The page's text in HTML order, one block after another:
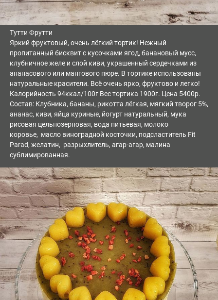
Тутти Фрутти
Яркий фруктовый, очень лёгкий тортик! Нежный
пропитанный бисквит с кусочками ягод, банановый мусс,
клубничное желе и слой киви, украшенный сердечками из
ананасового или мангового пюре. В тортике использованы
натуральные красители. Всё очень ярко, фруктово и легко!
Калорийность 94ккал/100г Вес тортика 1900г. Цена 5400р.
Состав: Клубника, бананы, рикотта лёгкая, мягкий творог 5%,
ананас, киви, яйца куриные, йогурт натуральный, мука
рисовая цельнозерновая, вода питьевая, молоко
коровье, масло виноградной косточки, подсластитель Fit
Parad, желатин, разрыхлитель, агар-агар, малина
сублимированная.